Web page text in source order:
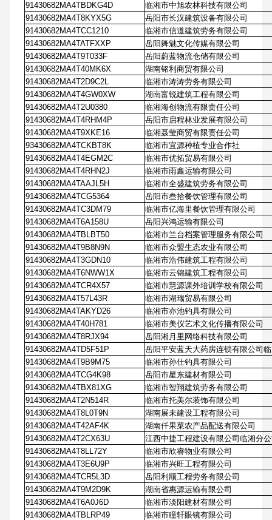
91430682MA4TBDKG4D
临湘市中旭农林科技有限公司
91430682MA4T8KYX5G
岳阳市长汉建筑设备有限公司
91430682MA4TCC1210
临湘市信道建筑劳务有限公司
91430682MA4TATFXXP
岳阳舞魅文化传媒有限公司
91430682MA4T9T033F
岳阳蔚蓝物流仓储有限公司
91430682MA4T40MK6X
湖南铭利商贸有限公司
91430682MA4T2D9C2L
临湘市涛涛劳务有限公司
91430682MA4T4GW0XW
湖南富锐建筑工程有限公司
91430682MA4T2U0380
临湘海创物流有限责任公司
91430682MA4T4RHM4P
岳阳市启程林业发展有限公司
91430682MA4T9XKE16
临湘聂莹商贸有限责任公司
93430682MA4TCKBT8K
临湘市宜源种植专业合作社
91430682MA4T4EGM2C
临湘市优拓贸易有限公司
91430682MA4T4RHN2J
临湘市雨鑫运输有限公司
91430682MA4TAAJL5H
临湘市全盛建筑劳务有限公司
91430682MA4TCG5364
岳阳市叁拾餐饮管理有限公司
91430682MA4TC3DM79
临湘市亿海里餐饮管理有限公司
91430682MA4T6A158U
岳阳兴鸿运输有限公司
91430682MA4TBLBT50
临湘市兰台档案管理服务有限公司
91430682MA4T9B8N9N
临湘市众盟生态农业有限公司
91430682MA4T3GDN10
临湘市浩伟建筑工程有限公司
91430682MA4T6NWW1X
临湘市云锦建筑工程有限公司
91430682MA4TCR4X57
临湘市慧源课外培训学校有限公司
91430682MA4T57L43R
临湘市湖瑞贸易有限公司
91430682MA4TAKYD26
临湘市亦池钓具有限公司
91430682MA4T40H781
临湘市美仪艺术文化传播有限公司
91430682MA4T8RJX94
岳阳湘月里网络科技有限公司
91430682MA4TD5F51P
岳阳平安蓝天大药房连锁有限公司临
91430682MA4T9B9M75
临湘市孙仕钓具有限公司
91430682MA4TCG4K98
岳阳市星东建材有限公司
91430682MA4TBX81XG
临湘市智翔建筑劳务有限公司
91430682MA4T2N514R
临湘市托美尔装饰有限公司
91430682MA4T8L0T9N
湖南展未建设工程有限公司
91430682MA4T42AF4K
湖南仟果菜农产品配送有限公司
91430682MA4T2CX63U
江西中捷工程建设有限公司临湘分
91430682MA4T8LL72Y
临湘市欣睿物业有限公司
91430682MA4T3E6U9P
临湘市兴旺工程有限公司
91430682MA4TCR5L3D
岳阳利顺工程劳务有限公司
91430682MA4T9M2D9K
湖南省惠源运输有限公司
91430682MA4T6A0J6D
临湘市淡阳建材有限公司
91430682MA4TBLRP49
临湘市瞳轩眼镜有限公司